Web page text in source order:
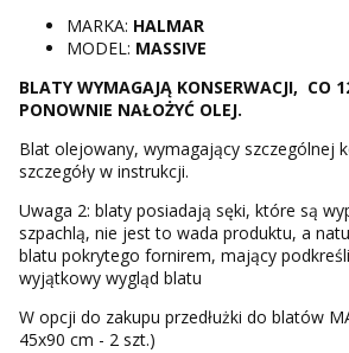
MARKA: HALMAR
MODEL: MASSIVE
BLATY WYMAGAJĄ KONSERWACJI, CO
PONOWNIE NAŁOŻYĆ OLEJ.
Blat olejowany, wymagający szczególnej
szczegóły w instrukcji.
Uwaga 2: blaty posiadają sęki, które są
szpachlą, nie jest to wada produktu, a
blatu pokrytego fornirem, mający
wyjątkowy wygląd blatu
W opcji do zakupu przedłużki do blatów
45x90 cm - 2 szt.)